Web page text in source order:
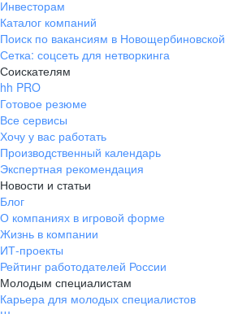
Инвесторам
Каталог компаний
Поиск по вакансиям в Новощербиновской
Сетка: соцсеть для нетворкинга
Соискателям
hh PRO
Готовое резюме
Все сервисы
Хочу у вас работать
Производственный календарь
Экспертная рекомендация
Новости и статьи
Блог
О компаниях в игровой форме
Жизнь в компании
ИТ-проекты
Рейтинг работодателей России
Молодым специалистам
Карьера для молодых специалистов